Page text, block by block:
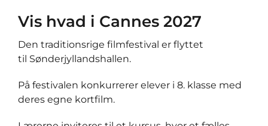
Vis hvad i Cannes 2027
Den traditionsrige filmfestival er flyttet
til Sønderjyllandshallen.
På festivalen konkurrerer elever i 8. klasse med
deres egne kortfilm.